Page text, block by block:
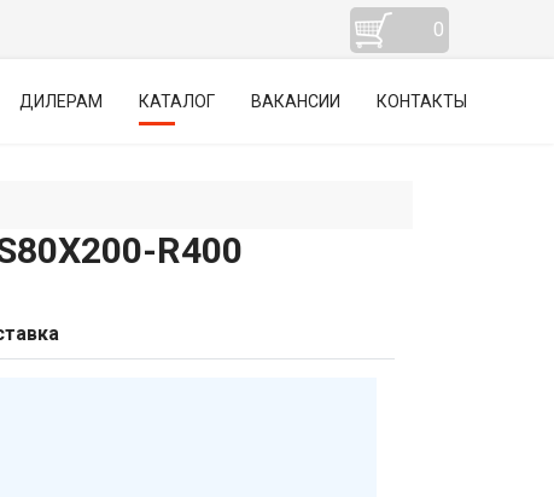
0
ДИЛЕРАМ КАТАЛОГ ВАКАНСИИ КОНТАКТЫ
R400